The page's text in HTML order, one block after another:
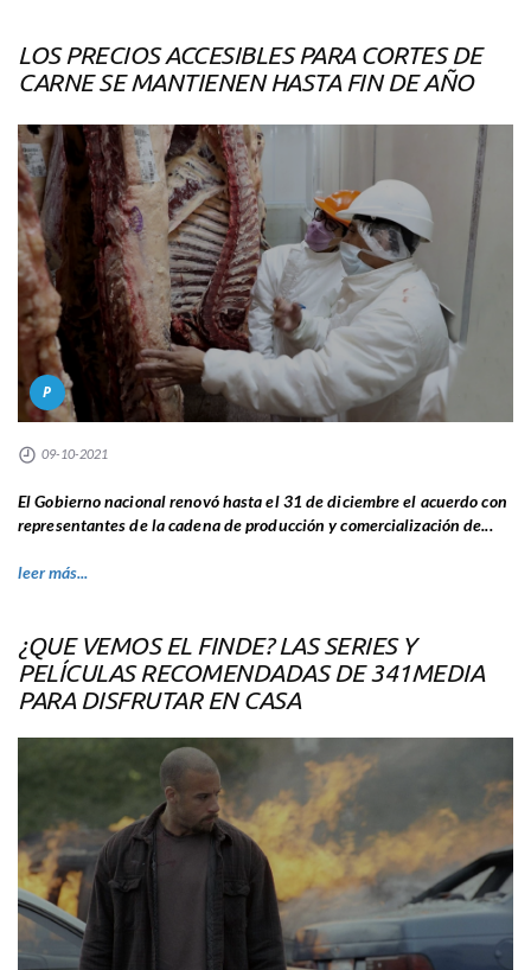
LOS PRECIOS ACCESIBLES PARA CORTES DE
CARNE SE MANTIENEN HASTA FIN DE AÑO
P
09-10-2021
El Gobierno nacional renovó hasta el 31 de diciembre el acuerdo con
representantes de la cadena de producción y comercialización de...
leer más...
¿QUE VEMOS EL FINDE? LAS SERIES Y
PELÍCULAS RECOMENDADAS DE 341MEDIA
PARA DISFRUTAR EN CASA